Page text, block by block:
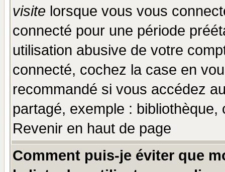
visite lorsque vous vous
connecté pour une période
utilisation abusive de votre
connecté, cochez la case en
recommandé si vous accédez
partagé, exemple :
Revenir en haut de page
Comment puis-je éviter que